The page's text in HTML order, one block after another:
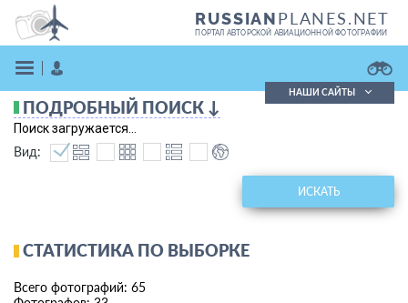
RUSSIANPLANES.NET
ПОРТАЛ АВТОРСКОЙ АВИАЦИОННОЙ ФОТОГРАФИИ
Поиск в реестре
Кратко
Подробно
НАШИ САЙТЫ
ПОДРОБНЫЙ ПОИСК ↓
Поиск загружается...
Вид:
ИСКАТЬ
СТАТИСТИКА ПО ВЫБОРКЕ
Всего фотографий: 65